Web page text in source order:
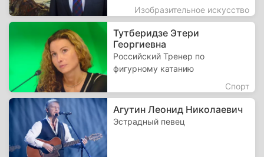
Изобразительное искусство
Тутберидзе Этери
Георгиевна
Российский Тренер по
фигурному катанию
Спорт
Агутин Леонид Николаевич
Эстрадный певец